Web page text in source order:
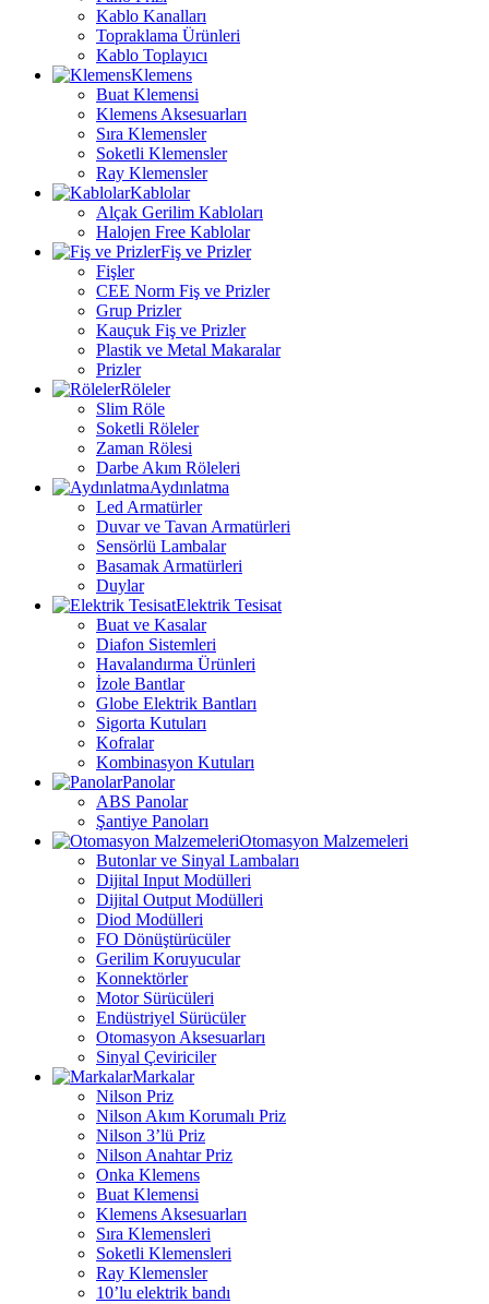
Kablo Kanalları
Topraklama Ürünleri
Kablo Toplayıcı
Klemens
Buat Klemensi
Klemens Aksesuarları
Sıra Klemensler
Soketli Klemensler
Ray Klemensler
Kablolar
Alçak Gerilim Kabloları
Halojen Free Kablolar
Fiş ve Prizler
Fişler
CEE Norm Fiş ve Prizler
Grup Prizler
Kauçuk Fiş ve Prizler
Plastik ve Metal Makaralar
Prizler
Röleler
Slim Röle
Soketli Röleler
Zaman Rölesi
Darbe Akım Röleleri
Aydınlatma
Led Armatürler
Duvar ve Tavan Armatürleri
Sensörlü Lambalar
Basamak Armatürleri
Duylar
Elektrik Tesisat
Buat ve Kasalar
Diafon Sistemleri
Havalandırma Ürünleri
İzole Bantlar
Globe Elektrik Bantları
Sigorta Kutuları
Kofralar
Kombinasyon Kutuları
Panolar
ABS Panolar
Şantiye Panoları
Otomasyon Malzemeleri
Butonlar ve Sinyal Lambaları
Dijital Input Modülleri
Dijital Output Modülleri
Diod Modülleri
FO Dönüştürücüler
Gerilim Koruyucular
Konnektörler
Motor Sürücüleri
Endüstriyel Sürücüler
Otomasyon Aksesuarları
Sinyal Çeviriciler
Markalar
Nilson Priz
Nilson Akım Korumalı Priz
Nilson 3’lü Priz
Nilson Anahtar Priz
Onka Klemens
Buat Klemensi
Klemens Aksesuarları
Sıra Klemensleri
Soketli Klemensleri
Ray Klemensler
10’lu elektrik bandı